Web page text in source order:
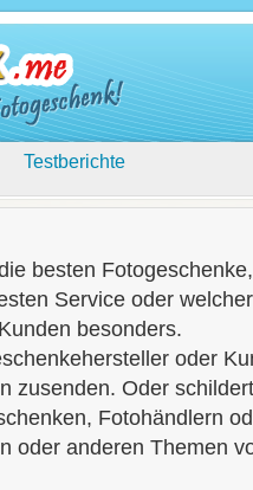
Testberichte
besten
Service oder
besonders.
oder
zusenden. Oder
Fotohändlern
oder anderen Themen